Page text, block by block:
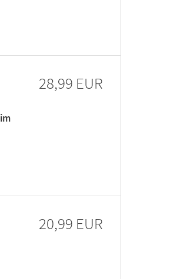
28,99 EUR
20,99 EUR